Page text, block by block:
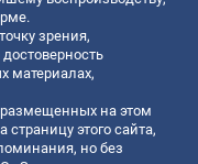
зрения,
материалах,
на этом
этого сайта,
но без